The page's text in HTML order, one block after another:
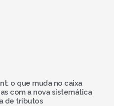
o que muda no caixa
com a nova sistemática
de tributos